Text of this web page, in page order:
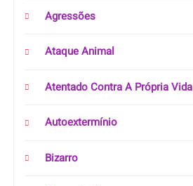
Agressões
Ataque Animal
Atentado Contra A Própria Vida
Autoextermínio
Bizarro